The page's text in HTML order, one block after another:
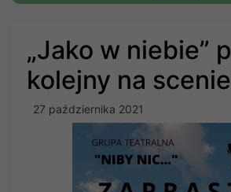
„Jako w niebie”
kolejny na
27 października 2021